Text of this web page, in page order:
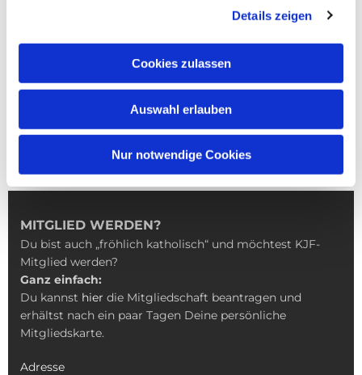
Details zeigen
Cookies zulassen
Auswahl erlauben
Nur notwendige Cookies
MITGLIED WERDEN?
Du bist auch „fröhlich katholisch“ und möchtest KJF-
Mitglied werden?
Ganz einfach:
Du kannst hier die Mitgliedschaft beantragen und
erhältst nach ein paar Tagen Deine persönliche
Mitgliedskarte.
Adresse